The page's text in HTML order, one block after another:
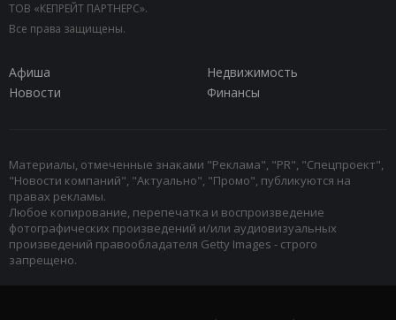
ТОВ «КЕПРЕЙТ ПАРТНЕРС».
Все права защищены.
Афиша
Недвижимость
Новости
Финансы
Материалы, отмеченные знаками "Реклама", "PR", "Спецпроект",
"Новости компаний", "Актуально", "Промо", публикуются на
правах рекламы.
Любое копирование, перепечатка и воспроизведение
фотографических произведений и/или аудиовизуальных
произведений правообладателя Getty Images - строго
запрещено.